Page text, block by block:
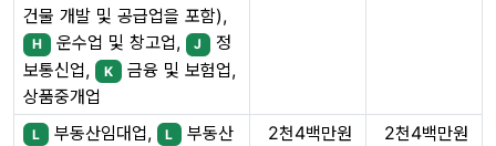
건물 개발 및 공급업을 포함),
H 운수업 및 창고업, J
정
보통신업,
K 금융 및 보험업,
상품중개업
L 부동산임대업, L
부동산
2천4백만원
2천4백만원